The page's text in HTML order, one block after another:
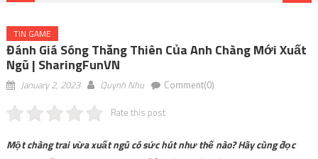
TIN GAME
Đánh Giá Sóng Thăng Thiên Của Anh Chàng Mới Xuất
Ngũ | SharingFunVN
January 2, 2023 Quynh Nhu Comment(0)
Rate this post
Một chàng trai vừa xuất ngũ có sức hút như thế nào? Hãy cùng đọc